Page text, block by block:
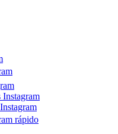
Instagram
rápido